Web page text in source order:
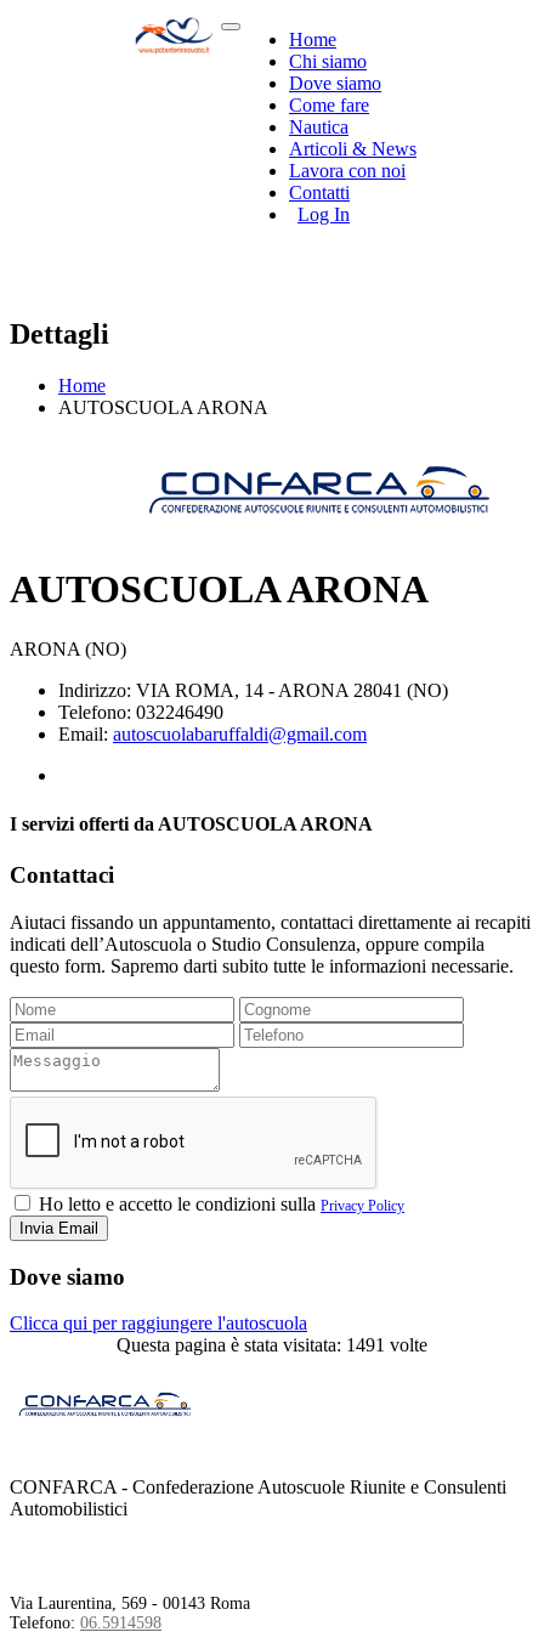
Home
Chi siamo
Dove siamo
Come fare
Nautica
Articoli & News
Lavora con noi
Contatti
Log In
Dettagli
Home
AUTOSCUOLA ARONA
AUTOSCUOLA ARONA
ARONA (NO)
Indirizzo: VIA ROMA, 14 - ARONA 28041 (NO)
Telefono: 032246490
Email: autoscuolabaruffaldi@gmail.com
I servizi offerti da AUTOSCUOLA ARONA
Contattaci
Aiutaci fissando un appuntamento, contattaci direttamente ai recapiti
indicati dell’Autoscuola o Studio Consulenza, oppure compila
questo form. Sapremo darti subito tutte le informazioni necessarie.
Ho letto e accetto le condizioni sulla Privacy Policy
Dove siamo
Clicca qui per raggiungere l'autoscuola
Questa pagina è stata visitata: 1491 volte
CONFARCA - Confederazione Autoscuole Riunite e Consulenti
Automobilistici
Via Laurentina, 569 - 00143 Roma
Telefono: 06.5914598